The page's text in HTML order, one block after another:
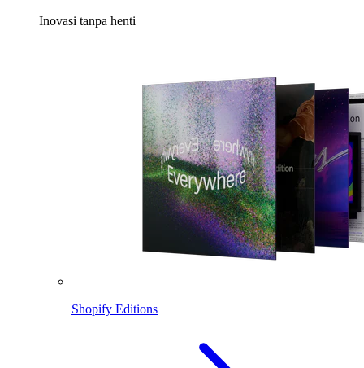
Inovasi tanpa henti
Shopify Editions